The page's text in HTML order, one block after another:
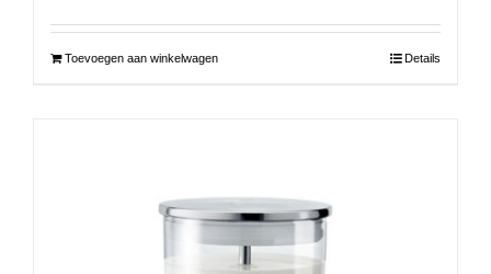
Toevoegen aan winkelwagen Details